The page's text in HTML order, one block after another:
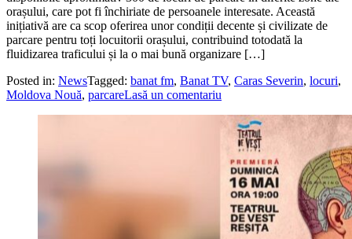
orașului, care pot fi închiriate de persoanele interesate. Această
inițiativă are ca scop oferirea unor condiții decente și civilizate de
parcare pentru toți locuitorii orașului, contribuind totodată la
fluidizarea traficului și la o mai bună organizare […]
Posted in: NewsTagged: banat fm, Banat TV, Caras Severin, locuri,
Moldova Nouă, parcareLasă un comentariu